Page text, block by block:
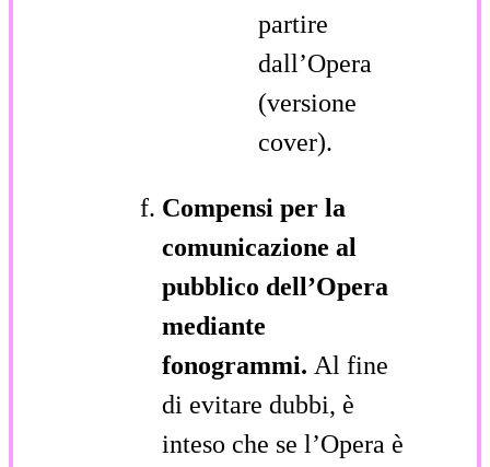
partire
dall’Opera
(versione
cover).
Compensi per la
comunicazione al
pubblico dell’Opera
mediante
fonogrammi. Al fine
di evitare dubbi, è
inteso che se l’Opera è